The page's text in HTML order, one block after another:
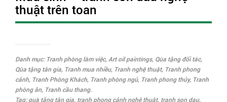
thuật trên toan
Danh mục: Tranh phòng làm việc, Art oil paintings, Qùa tặng đối tác,
Qùa tặng tân gia, Tranh mua nhiều, Tranh nghệ thuật, Tranh phong
cảnh, Tranh Phòng Khách, Tranh phòng ngủ, Tranh phong thủy, Tranh
phòng ăn, Tranh cầu thang.
Tag:quà tăng tân gia, tranh phong cảnh nghệ thuật, tranh son dau,